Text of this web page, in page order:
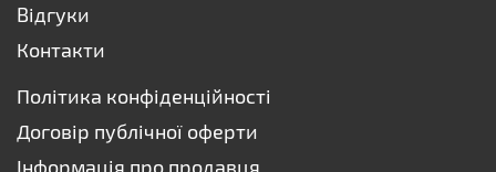
Відгуки
Контакти
Політика конфіденційності
Договір публічної оферти
Інформація про продавця